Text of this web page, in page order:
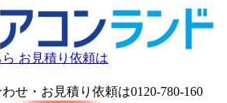
お見積り依頼は